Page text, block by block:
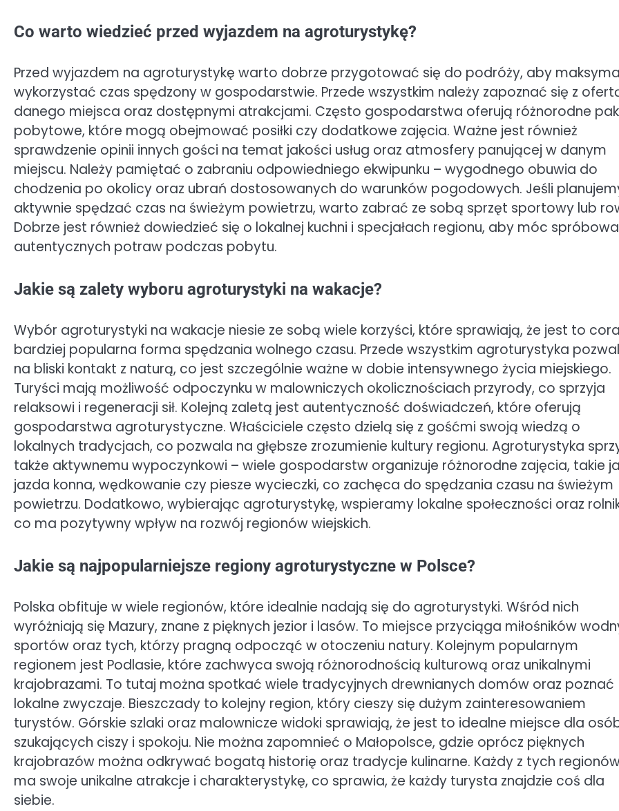
Co warto wiedzieć przed wyjazdem na agroturystykę?
Przed wyjazdem na agroturystykę warto dobrze przygotować się do podróży, aby
wykorzystać czas spędzony w gospodarstwie. Przede wszystkim należy zapoznać się z
danego miejsca oraz dostępnymi atrakcjami. Często gospodarstwa oferują różnorodne
pobytowe, które mogą obejmować posiłki czy dodatkowe zajęcia. Ważne jest również
sprawdzenie opinii innych gości na temat jakości usług oraz atmosfery panującej w danym
miejscu. Należy pamiętać o zabraniu odpowiedniego ekwipunku – wygodnego obuwia do
chodzenia po okolicy oraz ubrań dostosowanych do warunków pogodowych. Jeśli
aktywnie spędzać czas na świeżym powietrzu, warto zabrać ze sobą sprzęt sportowy lub
Dobrze jest również dowiedzieć się o lokalnej kuchni i specjałach regionu, aby móc
autentycznych potraw podczas pobytu.
Jakie są zalety wyboru agroturystyki na wakacje?
Wybór agroturystyki na wakacje niesie ze sobą wiele korzyści, które sprawiają, że jest to
bardziej popularna forma spędzania wolnego czasu. Przede wszystkim agroturystyka
na bliski kontakt z naturą, co jest szczególnie ważne w dobie intensywnego życia miejskiego.
Turyści mają możliwość odpoczynku w malowniczych okolicznościach przyrody, co sprzyja
relaksowi i regeneracji sił. Kolejną zaletą jest autentyczność doświadczeń, które oferują
gospodarstwa agroturystyczne. Właściciele często dzielą się z gośćmi swoją wiedzą o
lokalnych tradycjach, co pozwala na głębsze zrozumienie kultury regionu. Agroturystyka
także aktywnemu wypoczynkowi – wiele gospodarstw organizuje różnorodne zajęcia, takie
jazda konna, wędkowanie czy piesze wycieczki, co zachęca do spędzania czasu na świeżym
powietrzu. Dodatkowo, wybierając agroturystykę, wspieramy lokalne społeczności oraz
co ma pozytywny wpływ na rozwój regionów wiejskich.
Jakie są najpopularniejsze regiony agroturystyczne w Polsce?
Polska obfituje w wiele regionów, które idealnie nadają się do agroturystyki. Wśród nich
wyróżniają się Mazury, znane z pięknych jezior i lasów. To miejsce przyciąga miłośników
sportów oraz tych, którzy pragną odpocząć w otoczeniu natury. Kolejnym popularnym
regionem jest Podlasie, które zachwyca swoją różnorodnością kulturową oraz unikalnymi
krajobrazami. To tutaj można spotkać wiele tradycyjnych drewnianych domów oraz poznać
lokalne zwyczaje. Bieszczady to kolejny region, który cieszy się dużym zainteresowaniem
turystów. Górskie szlaki oraz malownicze widoki sprawiają, że jest to idealne miejsce dla
szukających ciszy i spokoju. Nie można zapomnieć o Małopolsce, gdzie oprócz pięknych
krajobrazów można odkrywać bogatą historię oraz tradycje kulinarne. Każdy z tych
ma swoje unikalne atrakcje i charakterystykę, co sprawia, że każdy turysta znajdzie coś dla
siebie.